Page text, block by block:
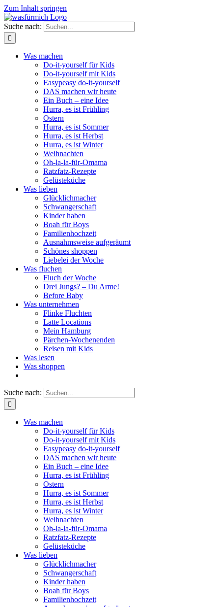
Zum Inhalt springen
Suche nach:
Was machen
Do-it-yourself für Kids
Do-it-yourself mit Kids
Easypeasy do-it-yourself
DAS machen wir heute
Ein Buch – eine Idee
Hurra, es ist Frühling
Ostern
Hurra, es ist Sommer
Hurra, es ist Herbst
Hurra, es ist Winter
Weihnachten
Oh-la-la-für-Omama
Ratzfatz-Rezepte
Gelüsteküche
Was lieben
Glücklichmacher
Schwangerschaft
Kinder haben
Boah für Boys
Familienhochzeit
Ausnahmsweise aufgeräumt
Schönes shoppen
Liebelei der Woche
Was fluchen
Fluch der Woche
Drei Jungs? – Du Arme!
Before Baby
Was unternehmen
Flinke Fluchten
Latte Locations
Mein Hamburg
Pärchen-Wochenenden
Reisen mit Kids
Was lesen
Was shoppen
Suche nach:
Was machen
Do-it-yourself für Kids
Do-it-yourself mit Kids
Easypeasy do-it-yourself
DAS machen wir heute
Ein Buch – eine Idee
Hurra, es ist Frühling
Ostern
Hurra, es ist Sommer
Hurra, es ist Herbst
Hurra, es ist Winter
Weihnachten
Oh-la-la-für-Omama
Ratzfatz-Rezepte
Gelüsteküche
Was lieben
Glücklichmacher
Schwangerschaft
Kinder haben
Boah für Boys
Familienhochzeit